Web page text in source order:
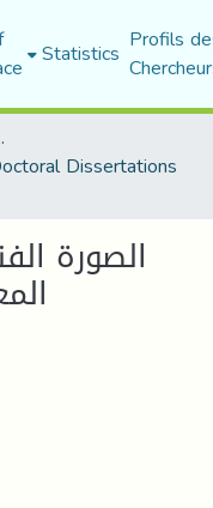
Statistics Profils
Dissertations
الصورة